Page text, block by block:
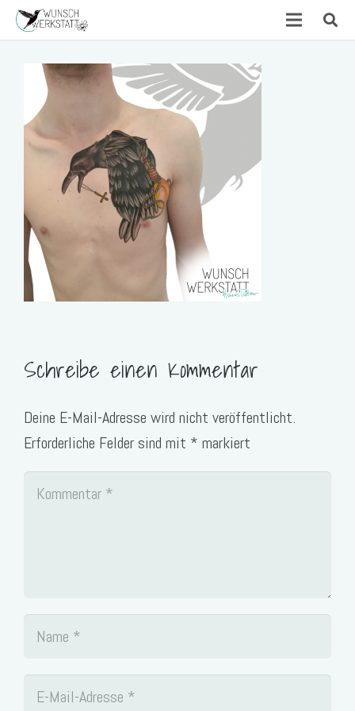
Schreibe einen Kommentar
Deine E-Mail-Adresse wird nicht veröffentlicht.
Erforderliche Felder sind mit * markiert